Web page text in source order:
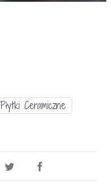
Płytki Ceramiczne